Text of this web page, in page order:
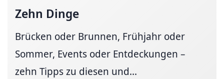
Zehn Dinge
Brücken oder Brunnen, Frühjahr oder
Sommer, Events oder Entdeckungen –
zehn Tipps zu diesen und...